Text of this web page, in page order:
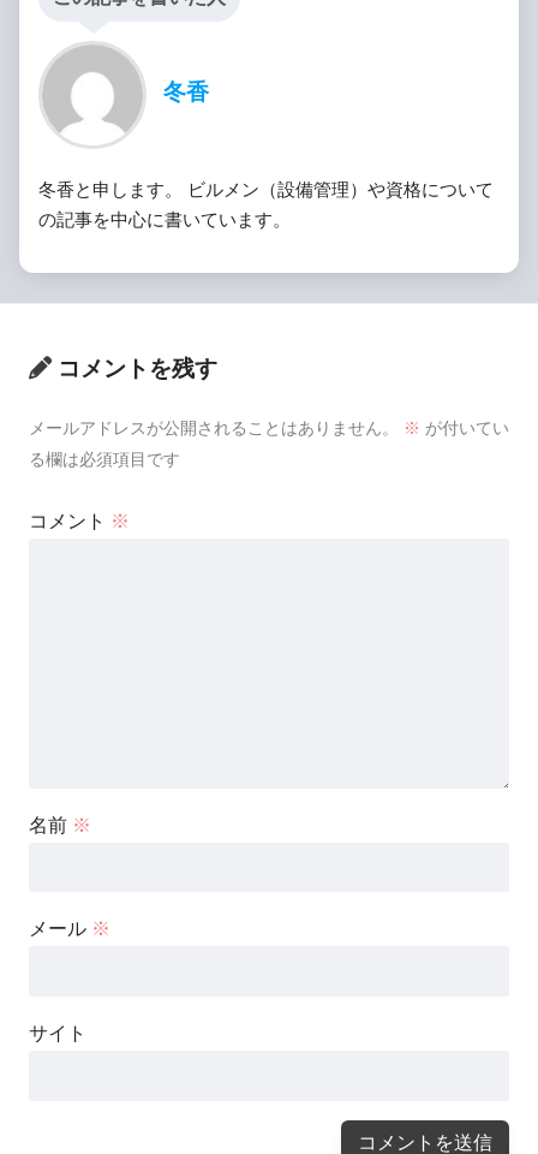
冬香
冬香と申します。 ビルメン（設備管理）や資格について
の記事を中心に書いています。
コメントを残す
メールアドレスが公開されることはありません。 ※ が付いてい
る欄は必須項目です
コメント ※
名前 ※
メール ※
サイト